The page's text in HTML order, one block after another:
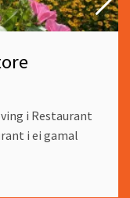
i Restaurant
i ei gamal